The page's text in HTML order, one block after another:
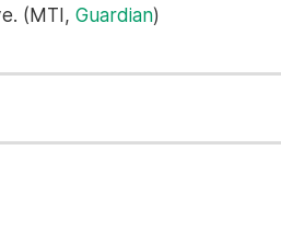
(MTI, Guardian)